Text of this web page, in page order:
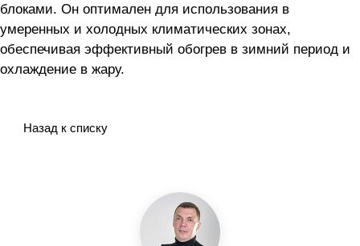
блоками. Он оптимален для использования в
умеренных и холодных климатических зонах,
обеспечивая эффективный обогрев в зимний период и
охлаждение в жару.
Назад к списку